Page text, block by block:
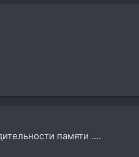
памяти ....